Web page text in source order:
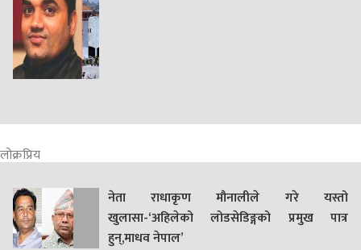
लोक्रप्रिय
नेता राधाकृण मौनालीले गरे यस्तो
खुलासा-‘अहिलेको लोडसेडिङ्गको प्रमुख पात्र
हुन्,माधव नेपाल’